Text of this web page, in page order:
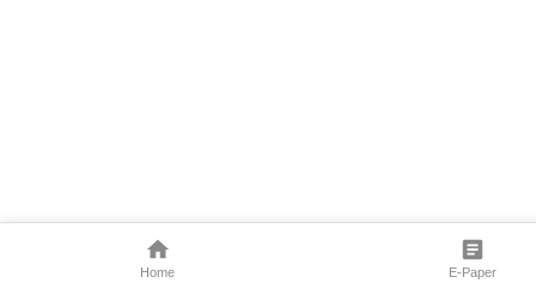
Home E-Paper